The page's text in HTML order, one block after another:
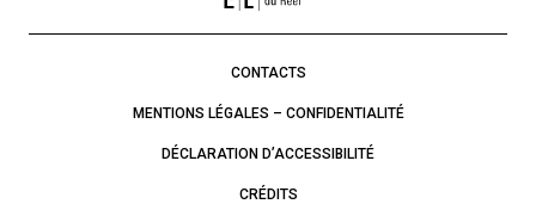
CONTACTS
MENTIONS LÉGALES – CONFIDENTIALITÉ
DÉCLARATION D’ACCESSIBILITÉ
CRÉDITS